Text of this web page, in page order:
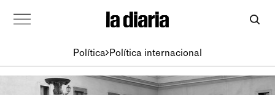
Política Política internacional